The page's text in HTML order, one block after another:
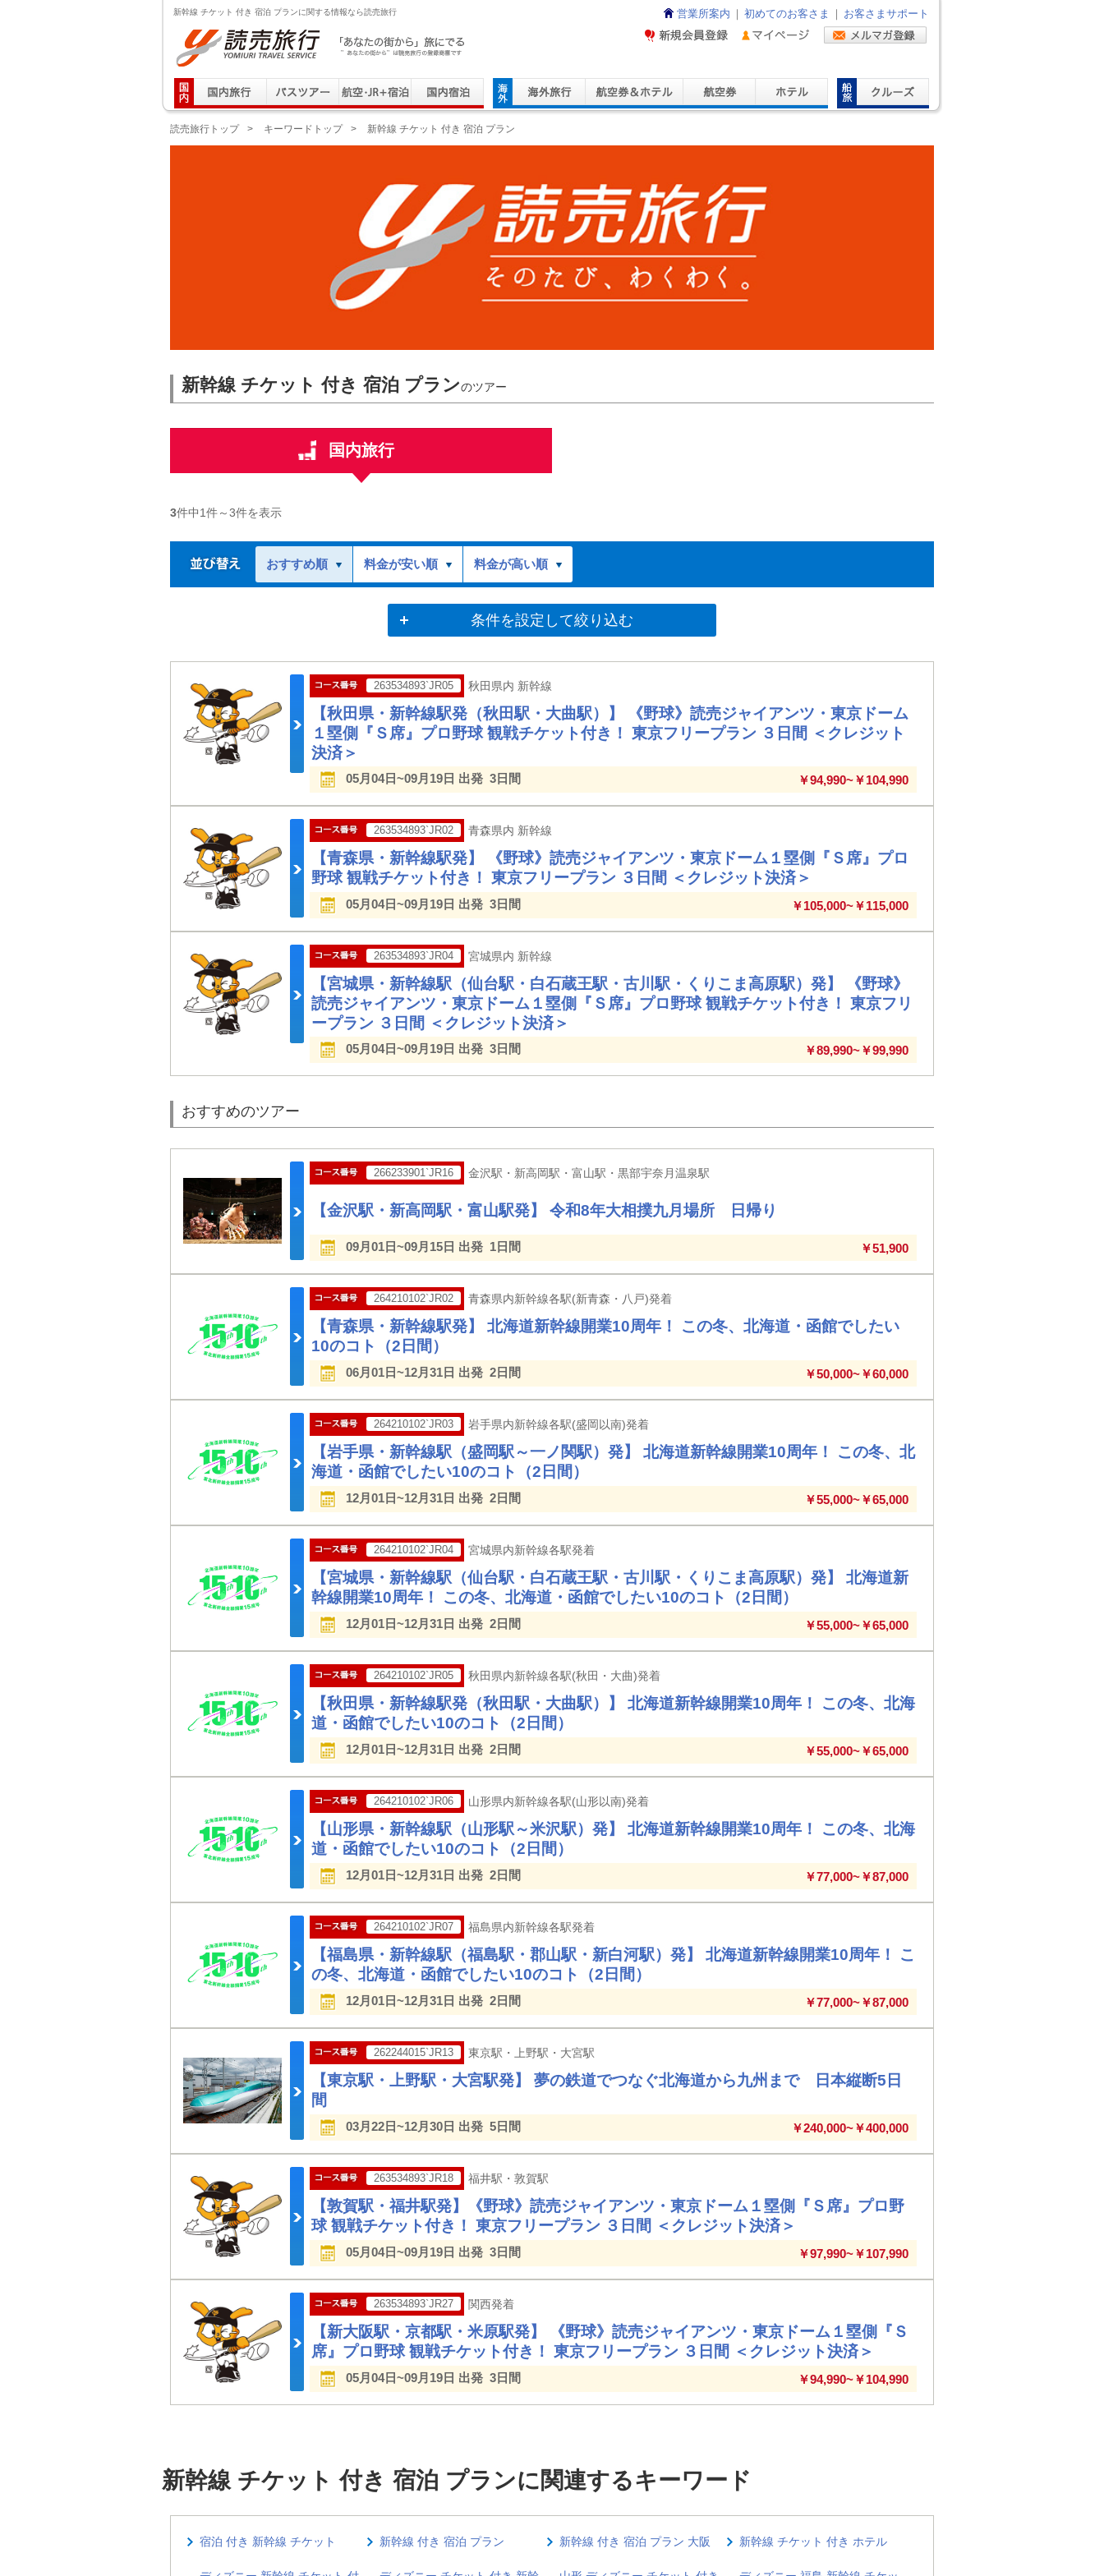
新幹線 チケット 付き 宿泊 プランに関する情報なら読売旅行
読売旅行 「あなたの街から」旅にでる｜Yomiuri Travel Service
営業所案内 初めてのお客さま お客さまサポート
読売旅行トップ > キーワードトップ > 新幹線 チケット 付き 宿泊 プラン
新幹線 チケット 付き 宿泊 プランのツアー
国内旅行
3件中1件～3件を表示
おすすめ順 料金が安い順 料金が高い順
条件を設定して絞り込む
263534893`JR05 秋田県内 新幹線
【秋田県・新幹線駅発（秋田駅・大曲駅）】 《野球》読売ジャイアンツ・東京ドーム
１塁側『Ｓ席』プロ野球 観戦チケット付き！ 東京フリープラン ３日間 ＜クレジット
決済＞
05月04日~09月19日 出発 3日間 ￥94,990~￥104,990
263534893`JR02 青森県内 新幹線
【青森県・新幹線駅発】 《野球》読売ジャイアンツ・東京ドーム１塁側『Ｓ席』プロ
野球 観戦チケット付き！ 東京フリープラン ３日間 ＜クレジット決済＞
05月04日~09月19日 出発 3日間 ￥105,000~￥115,000
263534893`JR04 宮城県内 新幹線
【宮城県・新幹線駅（仙台駅・白石蔵王駅・古川駅・くりこま高原駅）発】 《野球》
読売ジャイアンツ・東京ドーム１塁側『Ｓ席』プロ野球 観戦チケット付き！ 東京フリ
ープラン ３日間 ＜クレジット決済＞
05月04日~09月19日 出発 3日間 ￥89,990~￥99,990
おすすめのツアー
266233901`JR16 金沢駅・新高岡駅・富山駅・黒部宇奈月温泉駅
【金沢駅・新高岡駅・富山駅発】 令和8年大相撲九月場所 日帰り
09月01日~09月15日 出発 1日間 ￥51,900
264210102`JR02 青森県内新幹線各駅(新青森・八戸)発着
【青森県・新幹線駅発】 北海道新幹線開業10周年！ この冬、北海道・函館でしたい
10のコト（2日間）
06月01日~12月31日 出発 2日間 ￥50,000~￥60,000
264210102`JR03 岩手県内新幹線各駅(盛岡以南)発着
【岩手県・新幹線駅（盛岡駅～一ノ関駅）発】 北海道新幹線開業10周年！ この冬、北
海道・函館でしたい10のコト（2日間）
12月01日~12月31日 出発 2日間 ￥55,000~￥65,000
264210102`JR04 宮城県内新幹線各駅発着
【宮城県・新幹線駅（仙台駅・白石蔵王駅・古川駅・くりこま高原駅）発】 北海道新
幹線開業10周年！ この冬、北海道・函館でしたい10のコト（2日間）
12月01日~12月31日 出発 2日間 ￥55,000~￥65,000
264210102`JR05 秋田県内新幹線各駅(秋田・大曲)発着
【秋田県・新幹線駅発（秋田駅・大曲駅）】 北海道新幹線開業10周年！ この冬、北海
道・函館でしたい10のコト（2日間）
12月01日~12月31日 出発 2日間 ￥55,000~￥65,000
264210102`JR06 山形県内新幹線各駅(山形以南)発着
【山形県・新幹線駅（山形駅～米沢駅）発】 北海道新幹線開業10周年！ この冬、北海
道・函館でしたい10のコト（2日間）
12月01日~12月31日 出発 2日間 ￥77,000~￥87,000
264210102`JR07 福島県内新幹線各駅発着
【福島県・新幹線駅（福島駅・郡山駅・新白河駅）発】 北海道新幹線開業10周年！ こ
の冬、北海道・函館でしたい10のコト（2日間）
12月01日~12月31日 出発 2日間 ￥77,000~￥87,000
262244015`JR13 東京駅・上野駅・大宮駅
【東京駅・上野駅・大宮駅発】 夢の鉄道でつなぐ北海道から九州まで 日本縦断5日
間
03月22日~12月30日 出発 5日間 ￥240,000~￥400,000
263534893`JR18 福井駅・敦賀駅
【敦賀駅・福井駅発】《野球》読売ジャイアンツ・東京ドーム１塁側『Ｓ席』プロ野
球 観戦チケット付き！ 東京フリープラン ３日間 ＜クレジット決済＞
05月04日~09月19日 出発 3日間 ￥97,990~￥107,990
263534893`JR27 関西発着
【新大阪駅・京都駅・米原駅発】 《野球》読売ジャイアンツ・東京ドーム１塁側『Ｓ
席』プロ野球 観戦チケット付き！ 東京フリープラン ３日間 ＜クレジット決済＞
05月04日~09月19日 出発 3日間 ￥94,990~￥104,990
新幹線 チケット 付き 宿泊 プランに関連するキーワード
宿泊 付き 新幹線 チケット 新幹線 付き 宿泊 プラン 新幹線 付き 宿泊 プラン 大阪 新幹線 チケット 付き ホテル